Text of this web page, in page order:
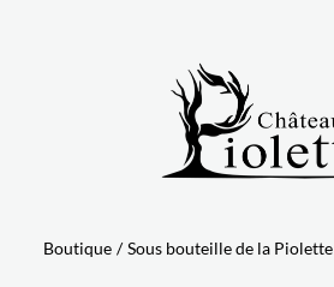
Boutique / Sous bouteille de la Piolette